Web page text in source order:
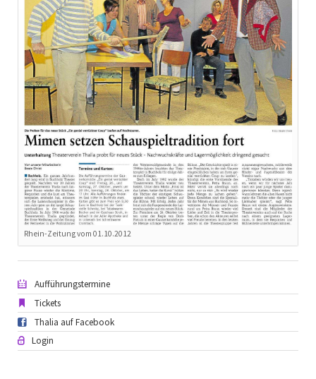
Rhein-Zeitung vom 01.10.2012
Aufführungstermine
Tickets
Thalia auf Facebook
Login